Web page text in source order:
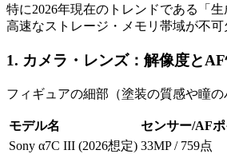
特に2026年現在のトレンドである「
高速なストレージ・メモリ帯域が不
1. カメラ・レンズ：解像度と
フィギュアの細部（塗装の質感や瞳
モデル名 センサー/AFポ
Sony α7C III (2026想定) 33MP / 759点